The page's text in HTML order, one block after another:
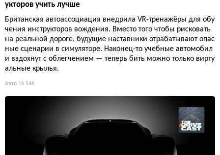
укторов учить лучше
Британская автоассоциация внедрила VR-тренажёры для обу
чения инструкторов вождения. Вместо того чтобы рисковать
на реальной дороге, будущие наставники отрабатывают опас
ные сценарии в симуляторе. Наконец-то учебные автомобил
и вздохнут с облегчением — теперь бить можно только вирту
альные крылья.
Авто 16 546